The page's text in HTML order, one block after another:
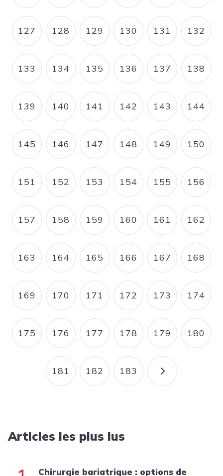
PAGE
127 PAGE
128 PAGE
129 PAGE
130 PAGE
131 PAGE
132
PAGE
133 PAGE
134 PAGE
135 PAGE
136 PAGE
137 PAGE
138
PAGE
139 PAGE
140 PAGE
141 PAGE
142 PAGE
143 PAGE
144
PAGE
145 PAGE
146 PAGE
147 PAGE
148 PAGE
149 PAGE
150
PAGE
151 PAGE
152 PAGE
153 PAGE
154 PAGE
155 PAGE
156
PAGE
157 PAGE
158 PAGE
159 PAGE
160 PAGE
161 PAGE
162
PAGE
163 PAGE
164 PAGE
165 PAGE
166 PAGE
167 PAGE
168
PAGE
169 PAGE
170 PAGE
171 PAGE
172 PAGE
173 PAGE
174
PAGE
175 PAGE
176 PAGE
177 PAGE
178 PAGE
179 PAGE
180
PAGE
181 PAGE
182 PAGE
183 PAGE
Articles les plus lus
Chirurgie bariatrique : options de